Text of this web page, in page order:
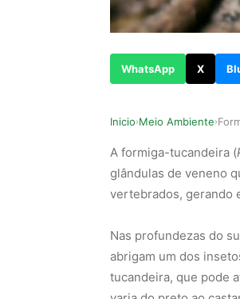
WhatsApp X
Inicio›Meio Ambiente›
A formiga-tucandeira (
glândulas de veneno
vertebrados, gerando
Nas profundezas do
abrigam um dos
tucandeira, que pode